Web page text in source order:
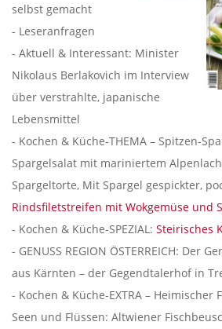
selbst gemacht
- Leseranfragen
- Aktuell & Interessant: Minister
Nikolaus Berlakovich im Interview
über verstrahlte, japanische
Lebensmittel
- Kochen & Küche-THEMA – Spitzen-
Spargelsalat mit mariniertem
Spargeltorte, Mit Spargel gespickter,
Rindsfiletstreifen mit Wokgemüse und
- Kochen & Küche-SPEZIAL: Steirisches
- GENUSS REGION ÖSTERREICH: Der
aus Kärnten – der Gegendtalerhof in
- Kochen & Küche-EXTRA – Heimischer
Seen und Flüssen: Altwiener